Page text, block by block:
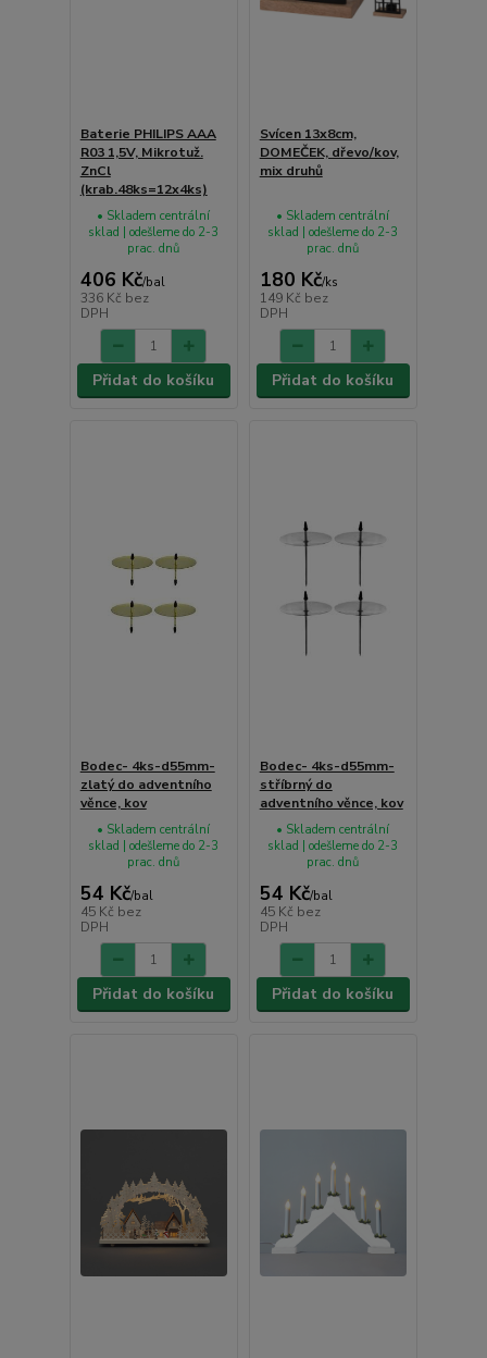
Baterie PHILIPS AAA
R03 1,5V, Mikrotuž.
ZnCl
(krab.48ks=12x4ks)
406 Kč/bal
336 Kč bez
DPH
• Skladem centrální
sklad | odešleme do 2-3
prac. dnů
Přidat do košíku
Svícen 13x8cm,
DOMEČEK, dřevo/kov,
mix druhů
180 Kč/ks
149 Kč bez
DPH
• Skladem centrální
sklad | odešleme do 2-3
prac. dnů
Přidat do košíku
Bodec- 4ks-d55mm-
zlatý do adventního
věnce, kov
54 Kč/bal
45 Kč bez
DPH
• Skladem centrální
sklad | odešleme do 2-3
prac. dnů
Přidat do košíku
Bodec- 4ks-d55mm-
stříbrný do
adventního věnce, kov
54 Kč/bal
45 Kč bez
DPH
• Skladem centrální
sklad | odešleme do 2-3
prac. dnů
Přidat do košíku